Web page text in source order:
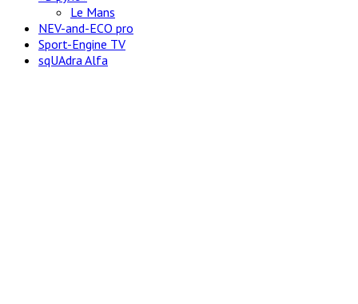
Le Mans
NEV-and-ECO pro
Sport-Engine TV
sqUAdra Alfa